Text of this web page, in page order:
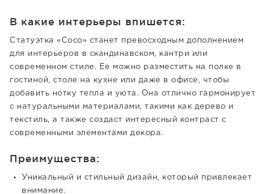
В какие интерьеры впишется:
Статуэтка «Coco» станет превосходным дополнением
для интерьеров в скандинавском, кантри или
современном стиле. Ее можно разместить на полке в
гостиной, столе на кухне или даже в офисе, чтобы
добавить нотку тепла и уюта. Она отлично гармонирует
с натуральными материалами, такими как дерево и
текстиль, а также создаст интересный контраст с
современными элементами декора.
Преимущества:
Уникальный и стильный дизайн, который привлекает
внимание.